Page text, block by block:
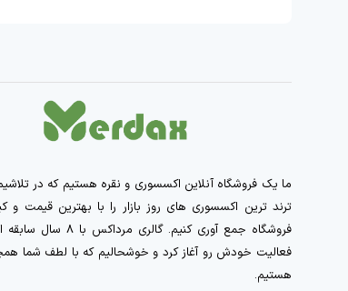
ما یک فروشگاه آنلاین اکسسوری و نقره هستیم که در
ترند ترین اکسسوری های روز بازار را با بهترین قیمت و
فعالیت خودش رو آغاز کرد و خوشحالیم که با لطف شما
هستیم.